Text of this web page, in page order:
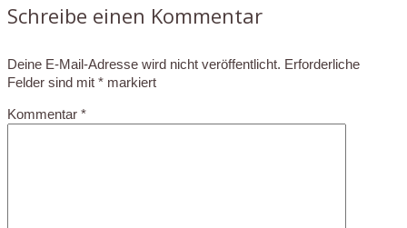
Schreibe einen Kommentar
Deine E-Mail-Adresse wird nicht veröffentlicht. Erforderliche
Felder sind mit * markiert
Kommentar *